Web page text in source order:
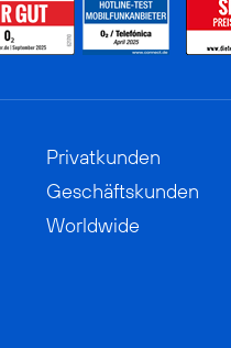
Privatkunden
Geschäftskunden
Worldwide